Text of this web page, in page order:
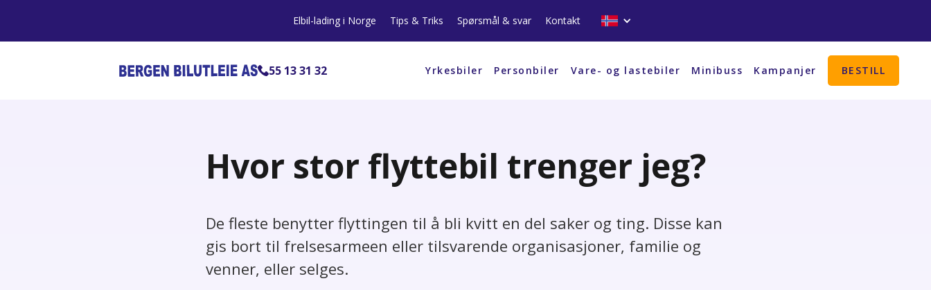
Elbil-lading i Norge Tips & Triks Spørsmål & svar Kontakt
55 13 31 32 Yrkesbiler Personbiler Vare- og lastebiler Minibuss Kampanjer BESTILL
Hvor stor flyttebil trenger jeg?
De fleste benytter flyttingen til å bli kvitt en del saker og ting. Disse kan
gis bort til frelsesarmeen eller tilsvarende organisasjoner, familie og
venner, eller selges.